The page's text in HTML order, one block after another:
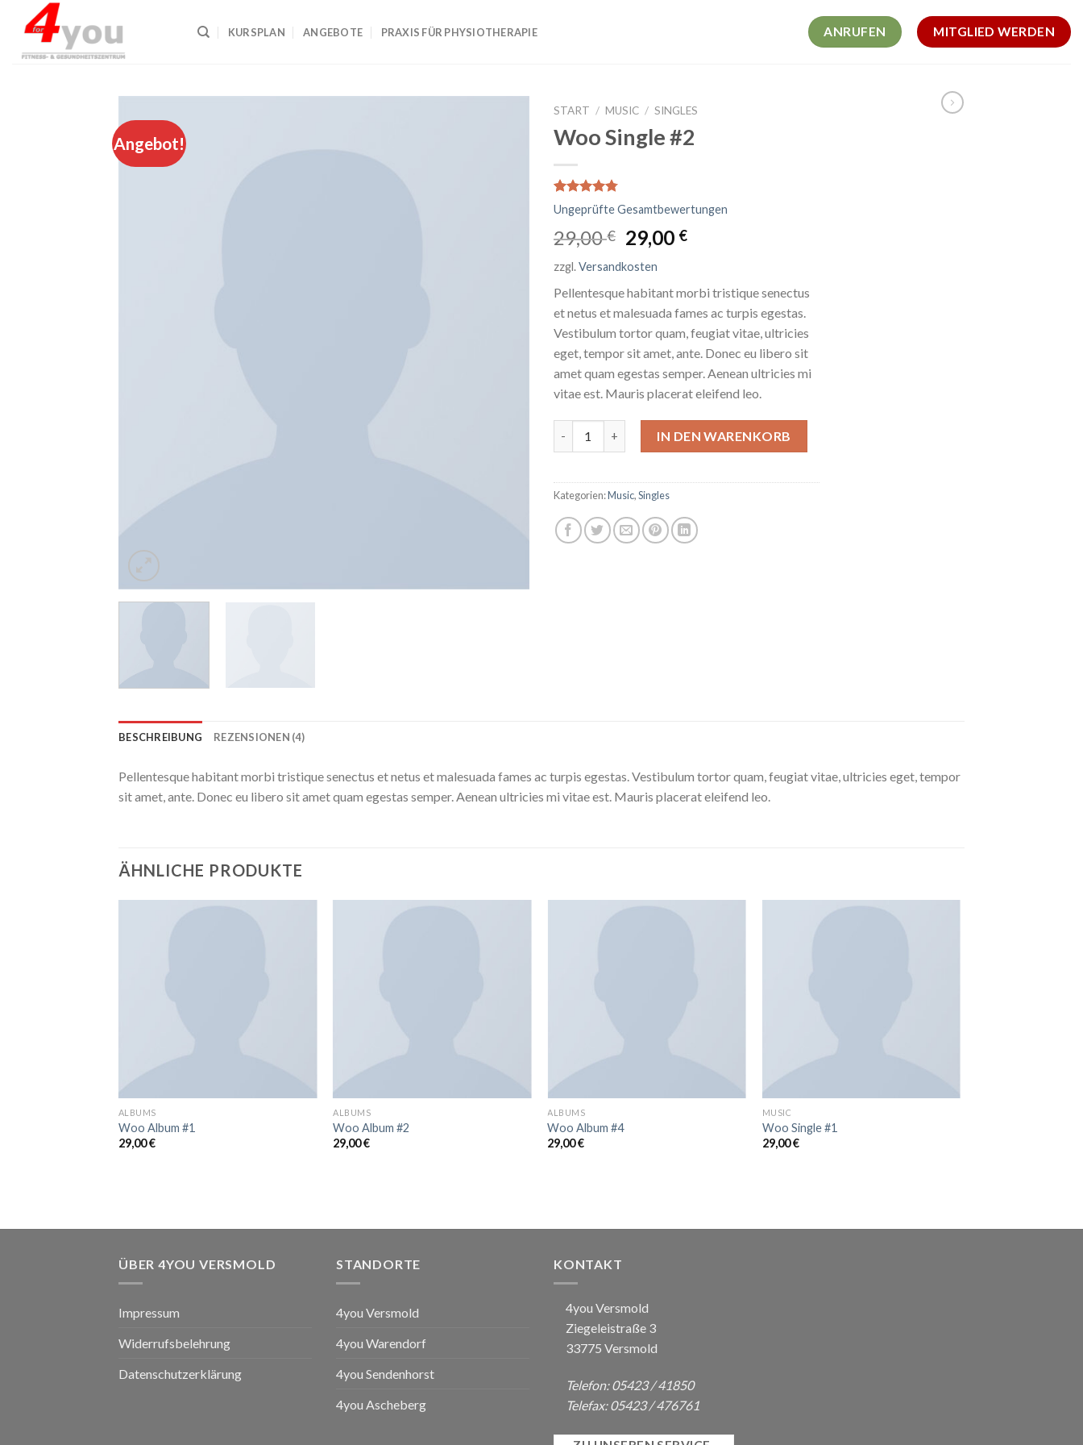
content
KURSPLAN ANGEBOTE PRAXIS FÜR PHYSIOTHERAPIE ANRUFEN MITGLIED WERDEN
Angebot!
START / MUSIC / SINGLES
Woo Single #2
Bewertet
mit4.75
von 5,
basierend
4
Kundenbewertungen
Ungeprüfte Gesamtbewertungen
29,00€ Ursprünglicher
Preis
war:
29,00 €
29,00 €Aktueller
29,00 €.
zzgl.Versandkosten
Pellentesque habitant morbi tristique senectus
et netus et malesuada fames ac turpis egestas.
Vestibulum tortor quam, feugiat vitae, ultricies
eget, tempor sit amet, ante. Donec eu libero sit
amet quam egestas semper. Aenean ultricies mi
vitae est. Mauris placerat eleifend leo.
IN DEN WARENKORB
Kategorien:Music,Singles
BESCHREIBUNG REZENSIONEN (4)
Pellentesque habitant morbi tristique senectus et netus et malesuada fames ac turpis egestas. Vestibulum tortor quam, feugiat vitae, ultricies eget, tempor
sit amet, ante. Donec eu libero sit amet quam egestas semper. Aenean ultricies mi vitae est. Mauris placerat eleifend leo.
ÄHNLICHE PRODUKTE
ALBUMS
Woo Album #1
29,00€
ALBUMS
Woo Album #2
29,00€
ALBUMS
Woo Album #4
29,00€
MUSIC
Woo Single #1
29,00€
ÜBER 4YOU VERSMOLD
Impressum
Widerrufsbelehrung
Datenschutzerklärung
STANDORTE
4you Versmold
4you Warendorf
4you Sendenhorst
4you Ascheberg
KONTAKT
4you Versmold
Ziegeleistraße 3
33775 Versmold
Telefon: 05423 / 41850
Telefax: 05423 / 476761